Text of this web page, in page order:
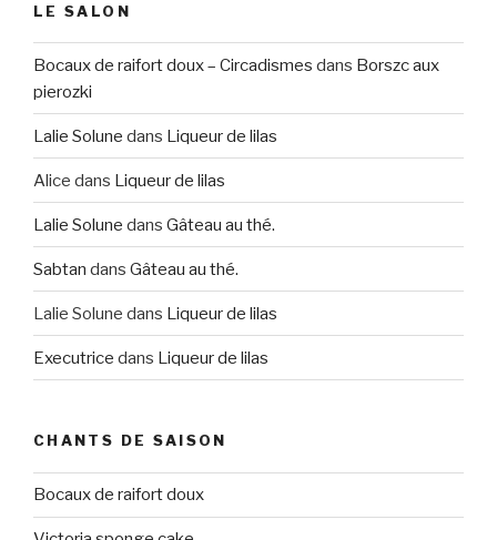
LE SALON
Bocaux de raifort doux – Circadismes dans Borszc aux
pierozki
Lalie Solune dans Liqueur de lilas
Alice dans Liqueur de lilas
Lalie Solune dans Gâteau au thé.
Sabtan dans Gâteau au thé.
Lalie Solune dans Liqueur de lilas
Executrice dans Liqueur de lilas
CHANTS DE SAISON
Bocaux de raifort doux